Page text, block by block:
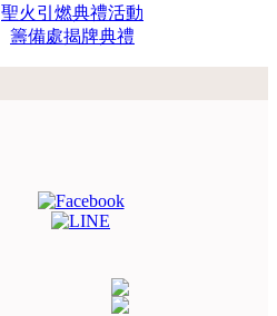
聖火引燃典禮活動
籌備處揭牌典禮